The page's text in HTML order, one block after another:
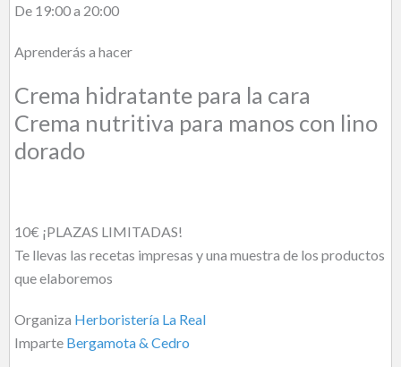
De 19:00 a 20:00
Aprenderás a hacer
Crema hidratante para la cara
Crema nutritiva para manos con lino
dorado
10€ ¡PLAZAS LIMITADAS!
Te llevas las recetas impresas y una muestra de los productos
que elaboremos
Organiza Herboristería La Real
Imparte Bergamota & Cedro